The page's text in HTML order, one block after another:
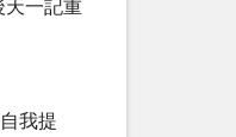
天一記重
我提